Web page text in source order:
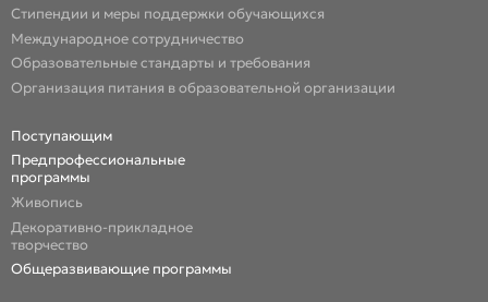
Стипендии и меры поддержки обучающихся
Международное сотрудничество
Образовательные стандарты и требования
Организация питания в образовательной организации
Поступающим
Предпрофессиональные
программы
Живопись
Декоративно-прикладное
творчество
Общеразвивающие программы